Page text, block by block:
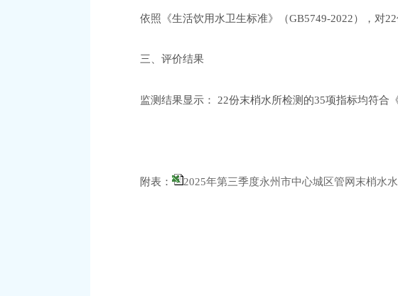
依照 《生活饮用水卫生标准》（GB5749-2022），对
三、评价结果
监测结果显示： 22份末梢水所检测的35项指标均符合
附表： 2025年第三季度永州市中心城区管网末梢水